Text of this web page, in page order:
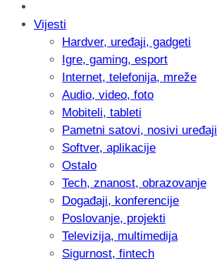
Vijesti
Hardver, uređaji, gadgeti
Igre, gaming, esport
Internet, telefonija, mreže
Audio, video, foto
Mobiteli, tableti
Pametni satovi, nosivi uređaji
Softver, aplikacije
Ostalo
Tech, znanost, obrazovanje
Događaji, konferencije
Poslovanje, projekti
Televizija, multimedija
Sigurnost, fintech